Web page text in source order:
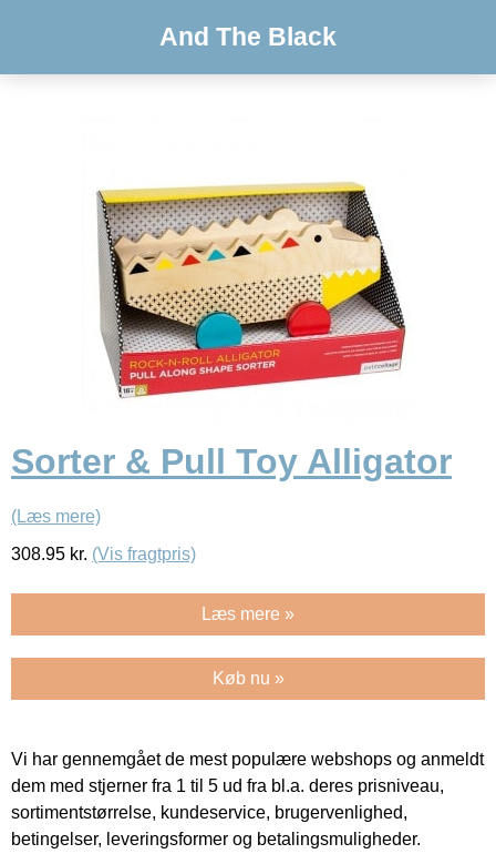
And The Black
Sorter & Pull Toy Alligator
(Læs mere)
308.95 kr. (Vis fragtpris)
Læs mere »
Køb nu »
Vi har gennemgået de mest populære webshops og anmeldt
dem med stjerner fra 1 til 5 ud fra bl.a. deres prisniveau,
sortimentstørrelse, kundeservice, brugervenlighed,
betingelser, leveringsformer og betalingsmuligheder.